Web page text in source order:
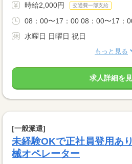
時給2,000円 交通費一部支給
08：00〜17：00 08：00〜17：
水曜日 日曜日 祝日
もっと見る
求人詳細を
[一般派遣]
未経験OKで正社員登用あ
械オペレーター